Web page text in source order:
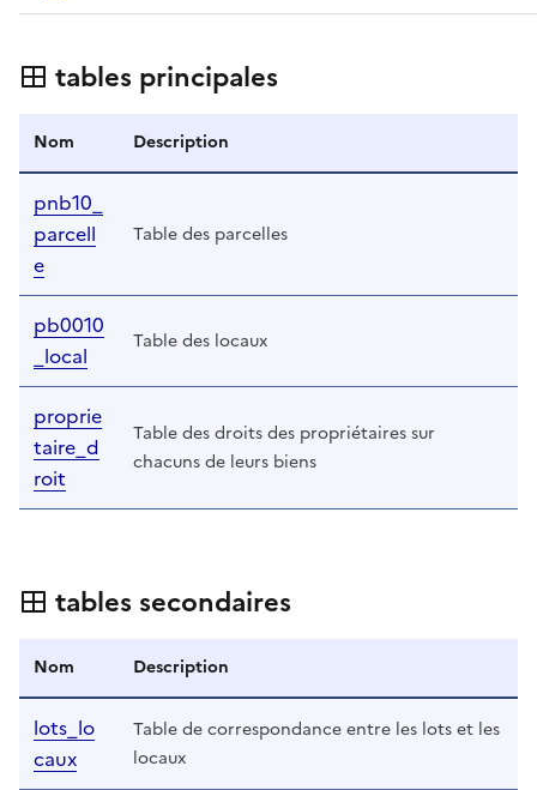
tables principales
Nom Description
pnb10_
parcell
e
Table des parcelles
pb0010
_local
Table des locaux
proprie
taire_d
roit
Table des droits des propriétaires sur
chacuns de leurs biens
tables secondaires
Nom Description
lots_lo
caux
Table de correspondance entre les lots et les
locaux